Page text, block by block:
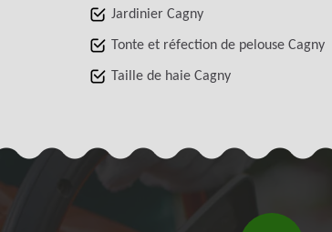
Jardinier Cagny
Tonte et réfection de pelouse Cagny
Taille de haie Cagny